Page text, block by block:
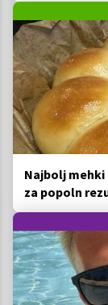
Najbolj
za popoln